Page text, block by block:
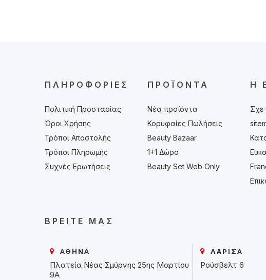
ΠΛΗΡΟΦΟΡΊΕΣ
Πολιτική Προστασίας
Όροι Χρήσης
Τρόποι Αποστολής
Τρόποι Πληρωμής
Συχνές Ερωτήσεις
ΠΡΟΪΌΝΤΑ
Νέα προϊόντα
Κορυφαίες Πωλήσεις
Beauty Bazaar
1+1 Δώρο
Beauty Set Web Only
Η
ΒΡΕΊΤΕ ΜΑΣ
ΑΘΗΝΑ
Πλατεία Νέας Σμύρνης 25ης Μαρτίου
9Α
ΛΑΡΙΣΑ
Ρούσβελτ 6